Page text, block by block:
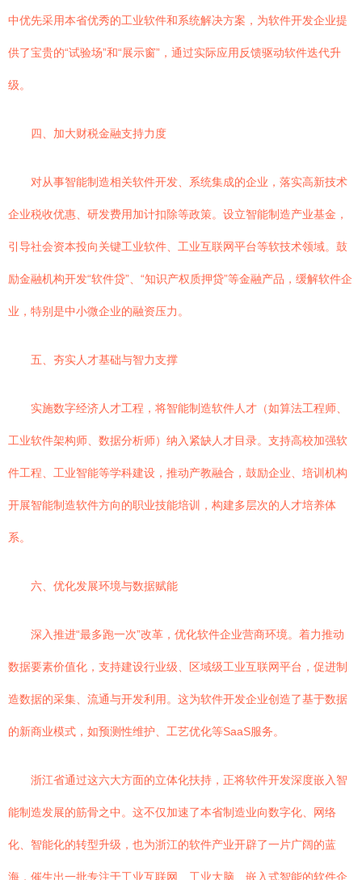
中优先采用本省优秀的工业软件和系统解决方案，为软件开发企业提
供了宝贵的“试验场”和“展示窗”，通过实际应用反馈驱动软件迭代升
级。
四、加大财税金融支持力度
对从事智能制造相关软件开发、系统集成的企业，落实高新技术
企业税收优惠、研发费用加计扣除等政策。设立智能制造产业基金，
引导社会资本投向关键工业软件、工业互联网平台等软技术领域。鼓
励金融机构开发“软件贷”、“知识产权质押贷”等金融产品，缓解软件企
业，特别是中小微企业的融资压力。
五、夯实人才基础与智力支撑
实施数字经济人才工程，将智能制造软件人才（如算法工程师、
工业软件架构师、数据分析师）纳入紧缺人才目录。支持高校加强软
件工程、工业智能等学科建设，推动产教融合，鼓励企业、培训机构
开展智能制造软件方向的职业技能培训，构建多层次的人才培养体
系。
六、优化发展环境与数据赋能
深入推进“最多跑一次”改革，优化软件企业营商环境。着力推动
数据要素价值化，支持建设行业级、区域级工业互联网平台，促进制
造数据的采集、流通与开发利用。这为软件开发企业创造了基于数据
的新商业模式，如预测性维护、工艺优化等SaaS服务。
浙江省通过这六大方面的立体化扶持，正将软件开发深度嵌入智
能制造发展的筋骨之中。这不仅加速了本省制造业向数字化、网络
化、智能化的转型升级，也为浙江的软件产业开辟了一片广阔的蓝
海，催生出一批专注于工业互联网、工业大脑、嵌入式智能的软件企